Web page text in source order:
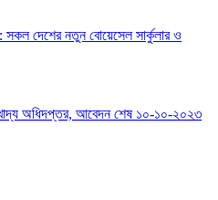
সকল দেশের নতুন বোয়েসেল সার্কুলার ও
অধিদপ্তর, আবেদন শেষ ১০-১০-২০২৩